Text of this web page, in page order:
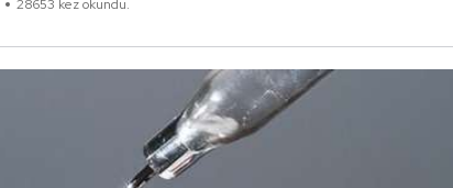
28653 kez okundu.